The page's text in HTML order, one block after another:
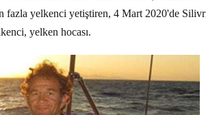
fazla yelkenci yetiştiren, 4 Mart 2020'de
yelken hocası.